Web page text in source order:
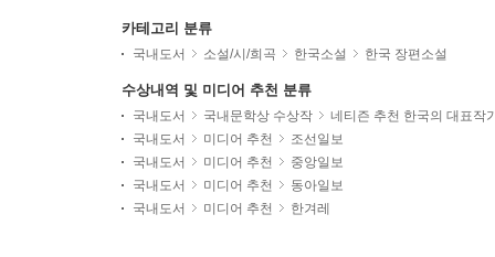
카테고리 분류
국내도서 소설/시/희곡 한국소설 한국 장편소설
수상내역 및 미디어 추천 분류
국내도서 국내문학상 수상작
네티즌 추천 한국의 대표작
국내도서
미디어 추천
조선일보
국내도서
미디어 추천
중앙일보
국내도서
미디어 추천
동아일보
국내도서
미디어 추천 한겨레